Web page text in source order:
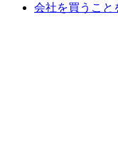
会社を買うこと